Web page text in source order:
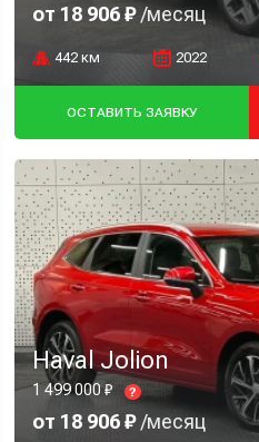
от 18 906 ₽/месяц
442 км 2022
ОСТАВИТЬ ЗАЯВКУ
Haval Jolion
1 499 000 ₽ ?
от 18 906 ₽/месяц